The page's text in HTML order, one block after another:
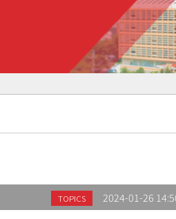
TOPICS 2024-01-26